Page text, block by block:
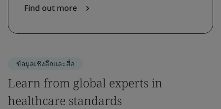
Find out more
ข้อมูลเชิงลึกและสื่อ
Learn from global experts in
healthcare standards